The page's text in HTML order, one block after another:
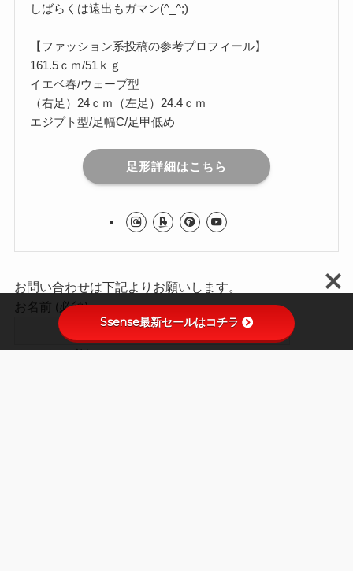
しばらくは遠出もガマン(^_^;)
【ファッション系投稿の参考プロフィール】
161.5ｃｍ/51ｋｇ
イエベ春/ウェーブ型
（右足）24ｃｍ（左足）24.4ｃｍ
エジプト型/足幅C/足甲低め
足形詳細はこちら
お問い合わせは下記よりお願いします。
お名前 (必須)
フリガナ (必須)
Ssense最新セールはコチラ